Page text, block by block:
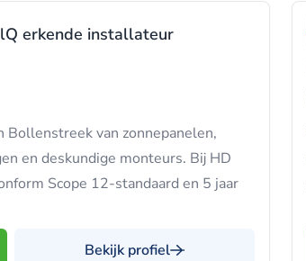
erkende installateur
van zonnepanelen,
en deskundige monteurs. Bij HD
Scope 12-standaard en 5 jaar
Bekijk profiel